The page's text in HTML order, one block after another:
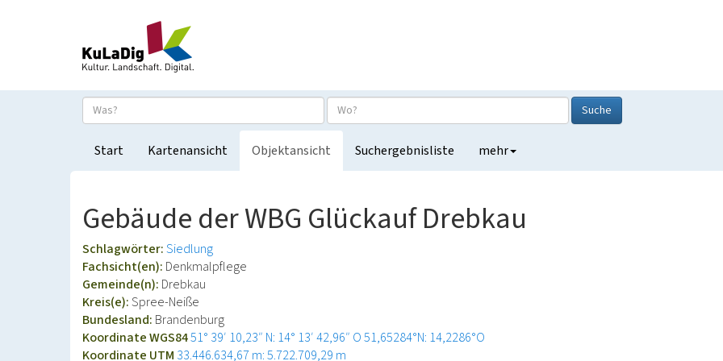
Suche
Start Kartenansicht Objektansicht Suchergebnisliste mehr
Gebäude der WBG Glückauf Drebkau
Schlagwörter:Siedlung
Fachsicht(en): Denkmalpflege
Gemeinde(n): Drebkau
Kreis(e):Spree-Neiße
Bundesland: Brandenburg
Koordinate WGS8451° 39′ 10,23″ N: 14° 13′ 42,96″ O51,65284°N: 14,2286°O
Koordinate UTM 33.446.634,67 m: 5.722.709,29 m